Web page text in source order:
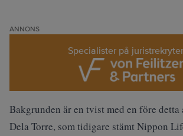
ANNONS
Specialister på
Bakgrunden är en tvist med en före
Dela Torre, som tidigare stämt Nippon